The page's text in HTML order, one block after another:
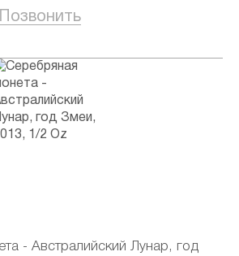
Позвонить
- Австралийский Лунар, год